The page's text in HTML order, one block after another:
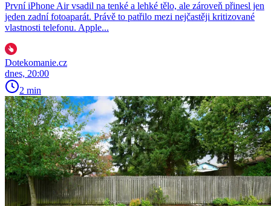
První iPhone Air vsadil na tenké a lehké tělo, ale zároveň přinesl jen
jeden zadní fotoaparát. Právě to patřilo mezi nejčastěji kritizované
vlastnosti telefonu. Apple...
Dotekomanie.cz
dnes, 20:00
2 min